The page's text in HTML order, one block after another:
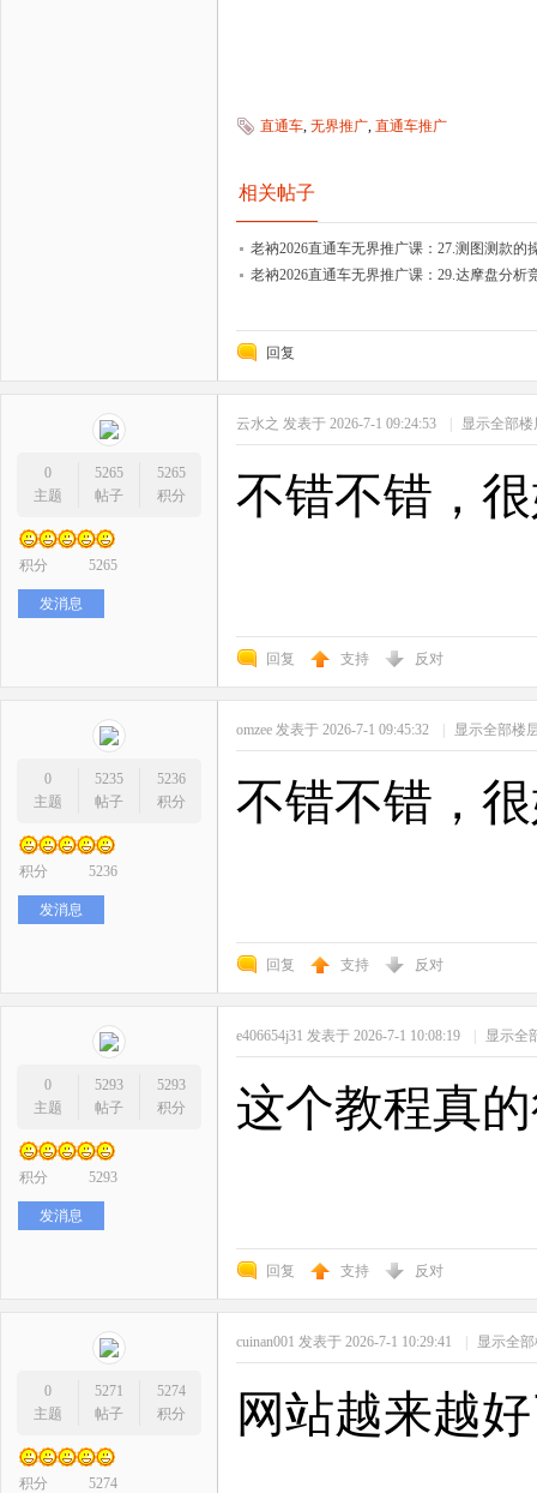
直通车 无界推广 直通车推广
相关帖子
老衲2026直通车无界推广课：27.测图测款的
老衲2026直通车无界推广课：29.达摩盘分析
回复
0
主题
5265
帖子
5265
积分
积分 5265
发消息
云水之 发表于 2026-7-1 09:24:53 | 显示全部楼
不错不错，
回复 支持 反对
0
主题
5235
帖子
5236
积分
积分 5236
发消息
omzee 发表于 2026-7-1 09:45:32 | 显示全部楼
不错不错，
回复 支持 反对
0
主题
5293
帖子
5293
积分
积分 5293
发消息
e406654j31 发表于 2026-7-1 10:08:19 | 显示全
这个教程真
回复 支持 反对
0
主题
5271
帖子
5274
积分
积分 5274
cuinan001 发表于 2026-7-1 10:29:41 | 显示全
网站越来越